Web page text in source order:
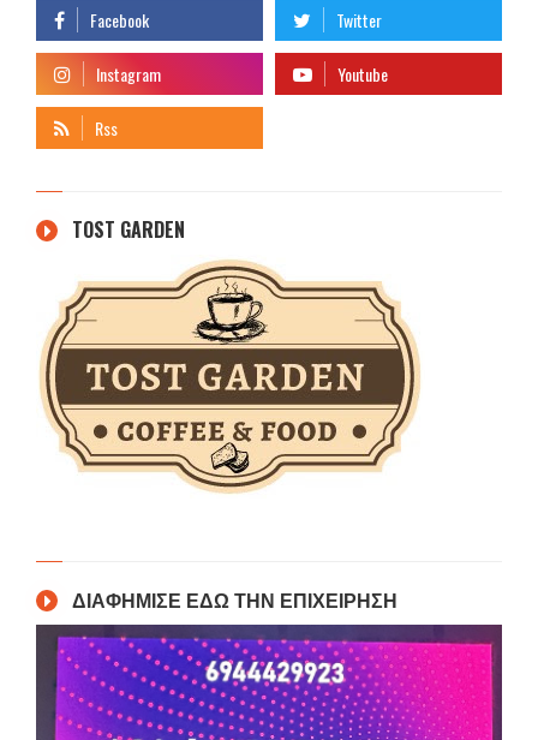
TOST GARDEN
ΔΙΑΦΗΜΙΣΕ ΕΔΩ ΤΗΝ ΕΠΙΧΕΙΡΗΣΗ